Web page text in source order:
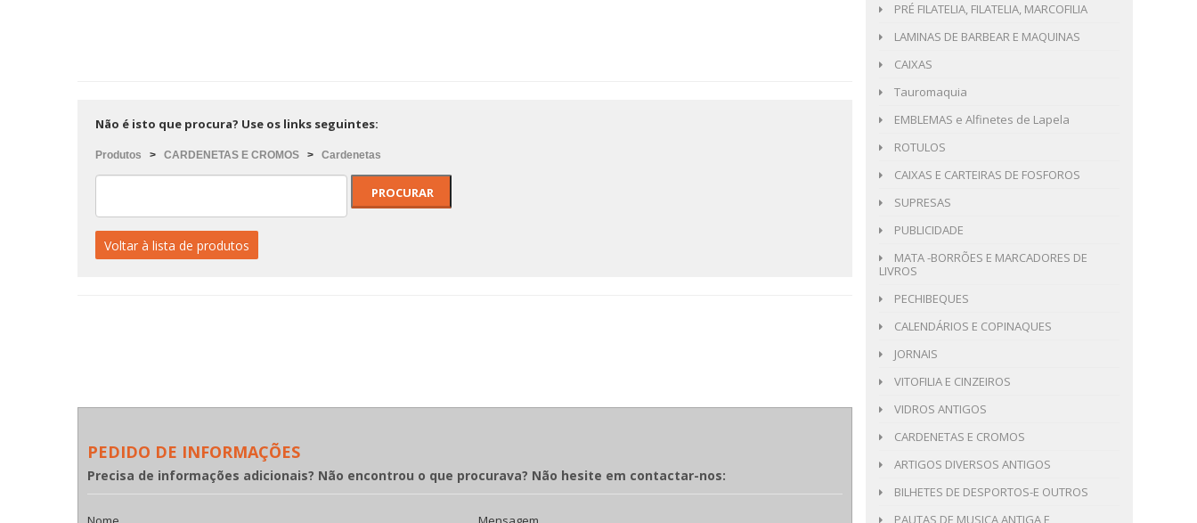
Não é isto que procura? Use os links seguintes:
Produtos > CARDENETAS E CROMOS > Cardenetas
Voltar à lista de produtos
PEDIDO DE INFORMAÇÕES
Precisa de informações adicionais? Não encontrou o que procurava? Não hesite em contactar-nos:
PRÉ FILATELIA, FILATELIA, MARCOFILIA
LAMINAS DE BARBEAR E MAQUINAS
CAIXAS
Tauromaquia
EMBLEMAS e Alfinetes de Lapela
ROTULOS
CAIXAS E CARTEIRAS DE FOSFOROS
SUPRESAS
PUBLICIDADE
MATA -BORRÕES E MARCADORES DE
LIVROS
PECHIBEQUES
CALENDÁRIOS E COPINAQUES
JORNAIS
VITOFILIA E CINZEIROS
VIDROS ANTIGOS
CARDENETAS E CROMOS
ARTIGOS DIVERSOS ANTIGOS
BILHETES DE DESPORTOS-E OUTROS
PAUTAS DE MUSICA ANTIGA E